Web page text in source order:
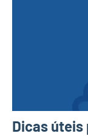
Dicas úteis